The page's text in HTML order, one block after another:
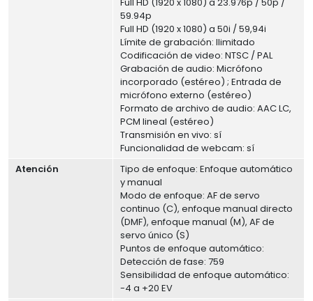
59.94p
Full HD (1920 x 1080) a 50i / 59,94i
Límite de grabación: Ilimitado
Codificación de video: NTSC / PAL
Grabación de audio: Micrófono
incorporado (estéreo) ; Entrada de
micrófono externo (estéreo)
Formato de archivo de audio: AAC LC,
PCM lineal (estéreo)
Transmisión en vivo: sí
Funcionalidad de webcam: sí
Atención
Tipo de enfoque: Enfoque automático
y manual
Modo de enfoque: AF de servo
continuo (C), enfoque manual directo
(DMF), enfoque manual (M), AF de
servo único (S)
Puntos de enfoque automático:
Detección de fase: 759
Sensibilidad de enfoque automático:
-4 a +20 EV